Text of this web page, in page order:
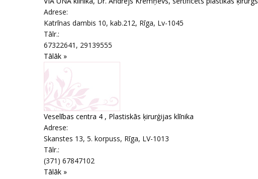
Adrese:
Katrīnas dambis 10, kab.212, Rīga, Lv-1045
Tālr.:
67322641, 29139555
Tālāk »
Veselības centra 4 , Plastiskās ķirurģijas klīnika
Adrese:
Skanstes 13, 5. korpuss, Rīga, LV-1013
Tālr.:
(371) 67847102
Tālāk »